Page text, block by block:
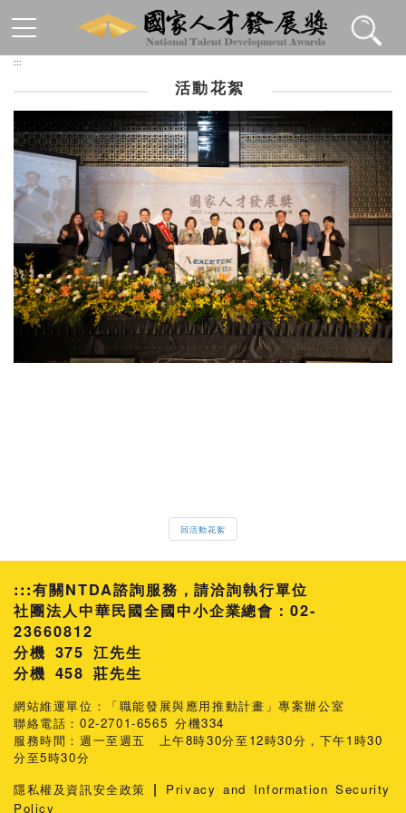
:::
活動花絮
回活動花絮
:::有關NTDA諮詢服務，請洽詢執行單位
社團法人中華民國全國中小企業總會：02-
23660812
分機 375 江先生
458 莊先生
網站維運單位：「職能發展與應用推動計畫」專案辦公室
聯絡電話：02-2701-6565 分機334
服務時間：週一至週五 上午8時30分至12時30分，下午1時30
分至5時30分
隱私權及資訊安全政策 |
Privacy and Information Security
Policy